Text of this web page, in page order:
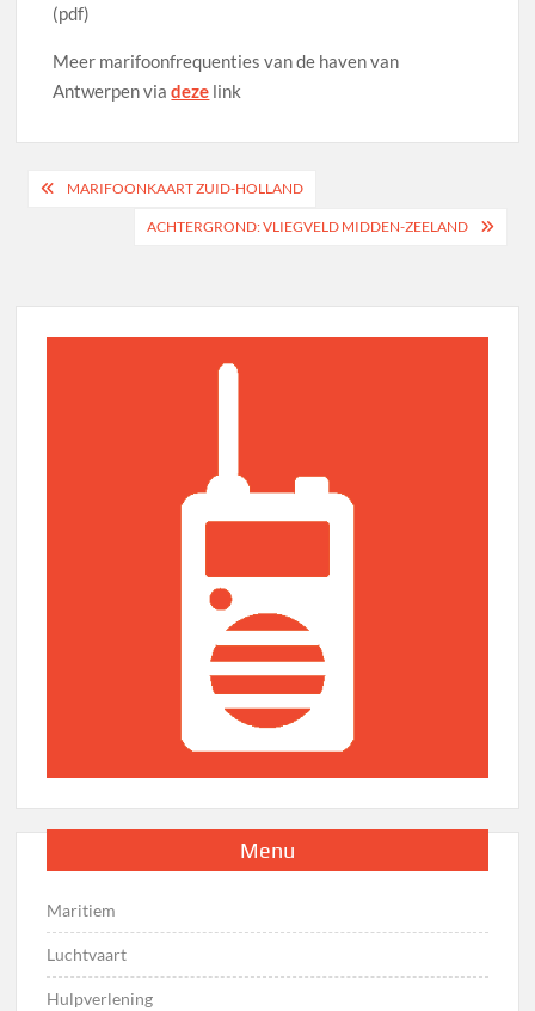
(pdf)
Meer marifoonfrequenties van de haven van
Antwerpen viadeze link
Bericht
navigatie
MARIFOONKAART ZUID-HOLLAND
ACHTERGROND: VLIEGVELD MIDDEN-ZEELAND
Menu
Maritiem
Luchtvaart
Hulpverlening